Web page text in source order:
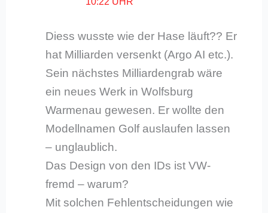
Diess wusste wie der Hase läuft?? Er
hat Milliarden versenkt (Argo AI etc.).
Sein nächstes Milliardengrab wäre
ein neues Werk in Wolfsburg
Warmenau gewesen. Er wollte den
Modellnamen Golf auslaufen lassen
– unglaublich.
Das Design von den IDs ist VW-
fremd – warum?
Mit solchen Fehlentscheidungen wie